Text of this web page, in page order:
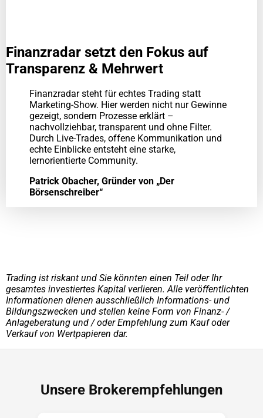
Finanzradar setzt den Fokus auf
Transparenz & Mehrwert
Finanzradar steht für echtes Trading statt
Marketing-Show. Hier werden nicht nur Gewinne
gezeigt, sondern Prozesse erklärt –
nachvollziehbar, transparent und ohne Filter.
Durch Live-Trades, offene Kommunikation und
echte Einblicke entsteht eine starke,
lernorientierte Community.
Patrick Obacher, Gründer von „Der
Börsenschreiber“
Trading ist riskant und Sie könnten einen Teil oder Ihr
gesamtes investiertes Kapital verlieren. Alle veröffentlichten
Informationen dienen ausschließlich Informations- und
Bildungszwecken und stellen keine Form von Finanz- /
Anlageberatung und / oder Empfehlung zum Kauf oder
Verkauf von Wertpapieren dar.
Unsere Brokerempfehlungen